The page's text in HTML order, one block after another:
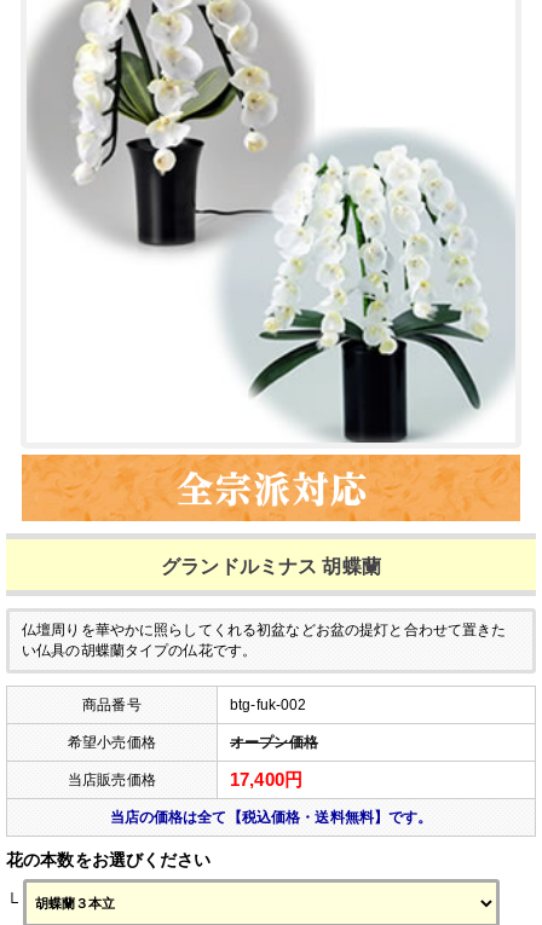
グランドルミナス 胡蝶蘭
仏壇周りを華やかに照らしてくれる初盆などお盆の提灯と合わせて置きた
い仏具の胡蝶蘭タイプの仏花です。
商品番号 btg-fuk-002
希望小売価格 オープン価格
当店販売価格 17,400円
当店の価格は全て【税込価格・送料無料】です。
花の本数をお選びください
└